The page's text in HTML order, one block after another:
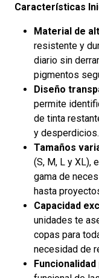
Características
Material de
resistente y
diario sin
pigmentos
Diseño
permite
de tinta
y desperdicios.
Tamaños
(S, M, L y XL),
gama de
hasta
Capacidad
unidades te
copas para
necesidad de